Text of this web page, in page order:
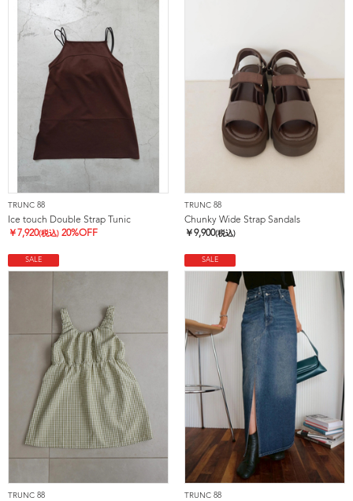
TRUNC 88
Ice touch Double Strap Tunic
￥ 7,920(税込) 20%OFF
TRUNC 88
Chunky Wide Strap Sandals
￥9,900(税込)
SALE
TRUNC 88
SALE
TRUNC 88